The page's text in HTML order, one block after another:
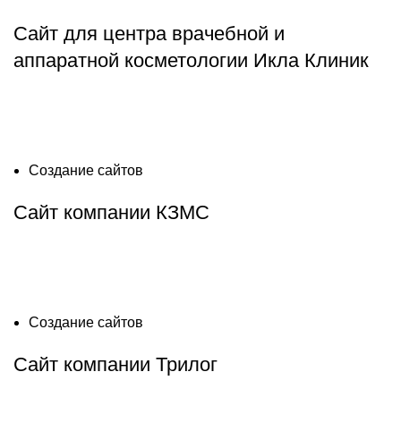
Сайт для центра врачебной и
аппаратной косметологии Икла Клиник
Создание сайтов
Сайт компании КЗМС
Создание сайтов
Сайт компании Трилог